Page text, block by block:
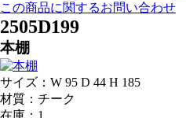
この商品に関するお問い合わせ
2505D199
本棚
サイズ：W 95 D 44 H 185
材質：チーク
在庫：1